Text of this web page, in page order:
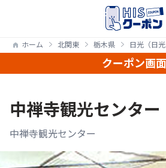
ホーム 北関東 栃木県 日光（日
クーポン画面
中禅寺観光センター
中禅寺観光センター